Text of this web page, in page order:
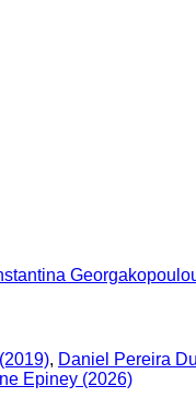
, Daniel Pereira
Epiney (2026)